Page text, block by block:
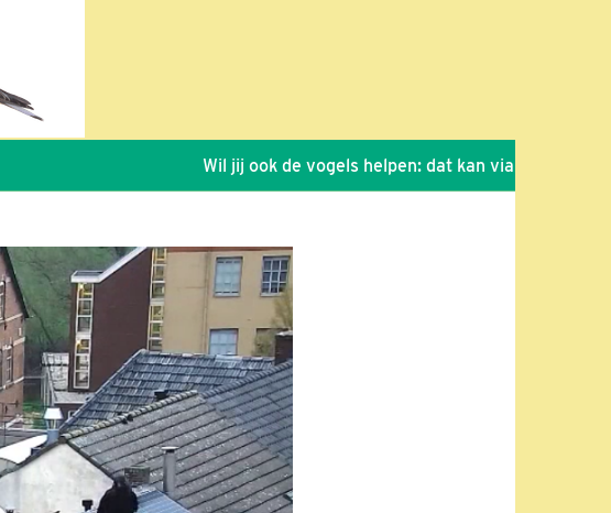
Wil jij ook de vogels helpen: dat kan via de link!